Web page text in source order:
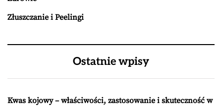
Złuszczanie i Peelingi
Ostatnie wpisy
Kwas kojowy – właściwości, zastosowanie i skuteczność w